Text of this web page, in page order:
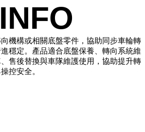
INFO
機構或相關底盤零件，協助同步車輪轉
穩定。產品適合底盤保養、轉向系統維
售後替換與車隊維護使用，協助提升轉
控安全。